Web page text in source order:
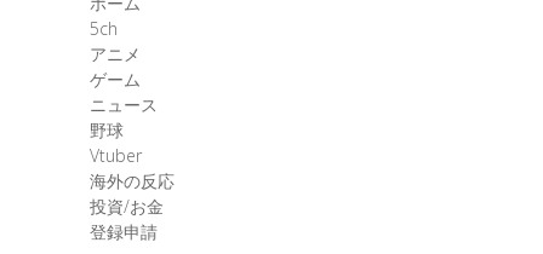
5ch
アニメ
ゲーム
ニュース
野球
Vtuber
海外の反応
投資/お金
登録申請